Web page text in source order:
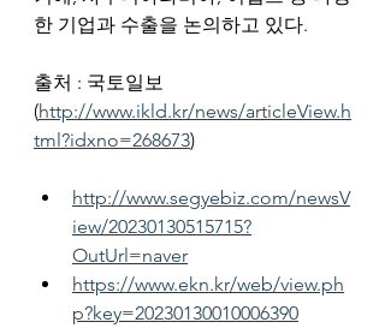
한 기업과 수출을 논의하고 있다.
출처 : 국토일보
(http://www.ikld.kr/news/articleView.h
tml?idxno=268673)
http://www.segyebiz.com/newsV
iew/20230130515715?
OutUrl=naver
https://www.ekn.kr/web/view.ph
p?key=20230130010006390